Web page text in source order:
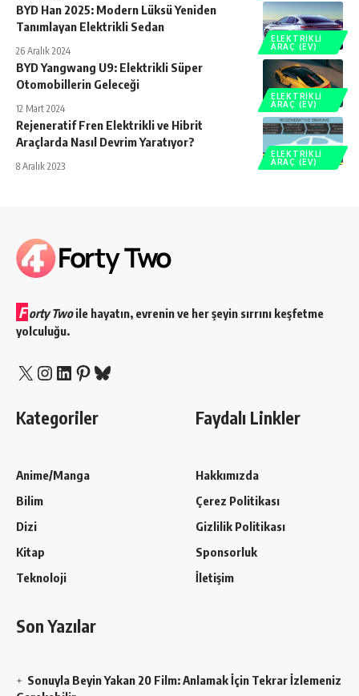
ELEKTRIKLI
ARAÇ (EV)
BYD Han 2025: Modern Lüksü Yeniden
Tanımlayan Elektrikli Sedan
26 Aralık 2024
ELEKTRIKLI
ARAÇ (EV)
BYD Yangwang U9: Elektrikli Süper
Otomobillerin Geleceği
12 Mart 2024
ELEKTRIKLI
ARAÇ (EV)
Rejeneratif Fren Elektrikli ve Hibrit
Araçlarda Nasıl Devrim Yaratıyor?
8 Aralık 2023
F orty Twoile hayatın, evrenin ve her şeyin sırrını keşfetme
yolculuğu.
X Instagram
LinkedIn
Pinterest
Bluesky
Kategoriler
Anime/Manga
Bilim
Dizi
Kitap
Teknoloji
Faydalı Linkler
Hakkımızda
Çerez Politikası
Gizlilik Politikası
Sponsorluk
İletişim
Son Yazılar
Sonuyla Beyin Yakan 20 Film: Anlamak İçin Tekrar İzlemeniz